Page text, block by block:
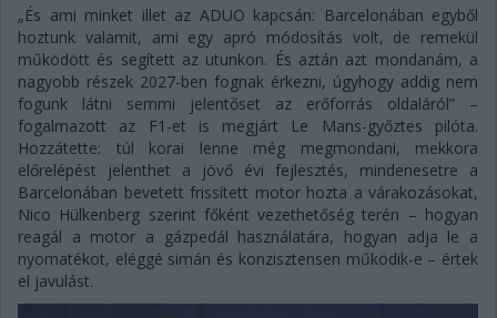
„És ami minket illet az ADUO kapcsán: Barcelonában egyből
hoztunk valamit, ami egy apró módosítás volt, de remekül
működött és segített az utunkon. És aztán azt mondanám, a
nagyobb részek 2027-ben fognak érkezni, úgyhogy addig nem
fogunk látni semmi jelentőset az erőforrás oldaláról” –
fogalmazott az F1-et is megjárt Le Mans-győztes pilóta.
Hozzátette: túl korai lenne még megmondani, mekkora
előrelépést jelenthet a jövő évi fejlesztés, mindenesetre a
Barcelonában bevetett frissített motor hozta a várakozásokat,
Nico Hülkenberg szerint főként vezethetőség terén – hogyan
reagál a motor a gázpedál használatára, hogyan adja le a
nyomatékot, eléggé simán és konzisztensen működik-e – értek
el javulást.